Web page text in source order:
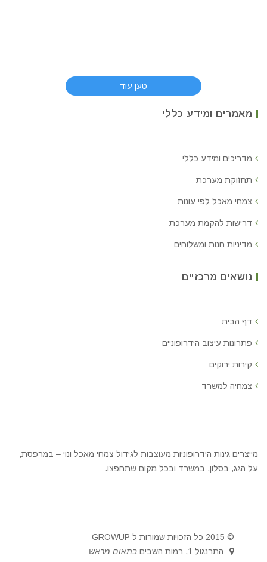
טען עוד
מאמרים ומידע כללי
מדריכים ומידע כללי
תחזוקת מערכת
צמחי מאכל לפי עונות
דרישות להקמת מערכת
מדיניות חנות ומשלוחים
נושאים מרכזיים
דף הבית
פתרונות עיצוב הידרופוניים
קירות ירוקים
צמחיה למשרד
מייצרים גינות הידרופוניות מעוצבות לגידול צמחי מאכל ונוי – במרפסת,
על הגג, בסלון, במשרד ובכל מקום שתחפצו.
© 2015 כל הזכויות שמורות ל GROWUP
התרנגול 1, רמות השבים
בתאום מראש